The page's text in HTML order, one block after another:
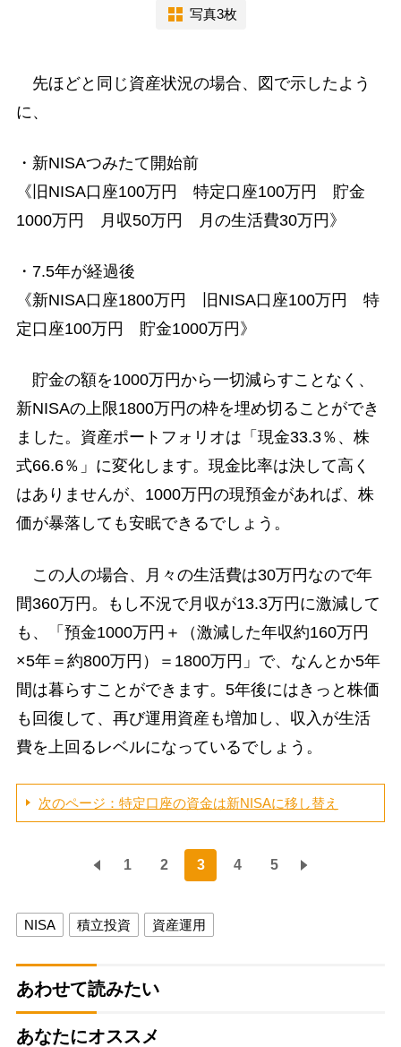
写真3枚
先ほどと同じ資産状況の場合、図で示したよう
に、
・新NISAつみたて開始前
《旧NISA口座100万円 特定口座100万円 貯金
1000万円 月収50万円 月の生活費30万円》
・7.5年が経過後
《新NISA口座1800万円 旧NISA口座100万円 特
定口座100万円 貯金1000万円》
貯金の額を1000万円から一切減らすことなく、
新NISAの上限1800万円の枠を埋め切ることができ
ました。資産ポートフォリオは「現金33.3％、株
式66.6％」に変化します。現金比率は決して高く
はありませんが、1000万円の現預金があれば、株
価が暴落しても安眠できるでしょう。
この人の場合、月々の生活費は30万円なので年
間360万円。もし不況で月収が13.3万円に激減して
も、「預金1000万円＋（激減した年収約160万円
×5年＝約800万円）＝1800万円」で、なんとか5年
間は暮らすことができます。5年後にはきっと株価
も回復して、再び運用資産も増加し、収入が生活
費を上回るレベルになっているでしょう。
次のページ：特定口座の資金は新NISAに移し替え
1 2 3 4 5
NISA 積立投資 資産運用
あわせて読みたい
あなたにオススメ